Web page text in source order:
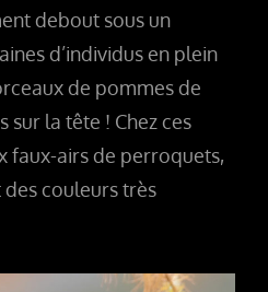
debout sous un
d’individus en plein
de pommes de
sur la tête ! Chez ces
faux-airs de perroquets,
couleurs très